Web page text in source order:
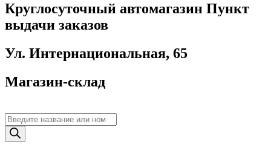
Круглосуточный автомагазин Пункт
выдачи заказов
Ул. Интернациональная, 65
Магазин-склад
Поиск
товаров